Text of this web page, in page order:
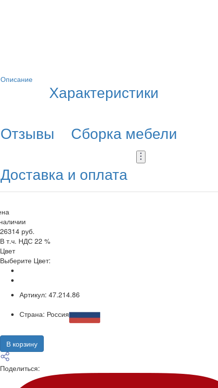
Описание
Характеристики
Отзывы
Сборка мебели
Доставка и оплата
26314 руб.
В т.ч. НДС 22 %
Цвет
Выберите Цвет:
Артикул: 47.214.86
Страна: Россия
В корзину
Поделиться: